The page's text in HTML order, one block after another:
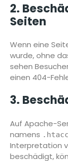
2.
Seiten
Wenn eine
wurde, ohne
sehen
einen 404-
3.
Auf Apache-
namens
Interpretation
beschädigt,